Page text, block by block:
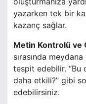
yazarken tek bir
kazanç sağlar.
Metin Kontrolü ve
sırasında
tespit edebilir. “Bu
daha etkili?” gibi
edebilirsiniz.